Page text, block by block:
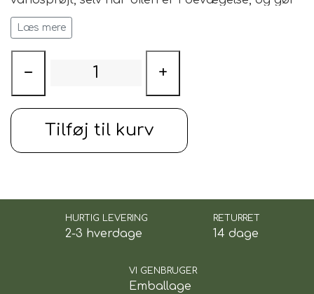
den ideel til
hund. Skålen er lavet af
perfekt til brug både i bilen og derhjemme.
✅ Forhindrer vand i at skvulpe over under kørsel
✅ Ideel til rejser og bilture
✅ Let, robust og nem at rengøre
✅ Sikrer frisk vand til din hund på farten
Materiale:metal
Læs mere
− +
Tilføj til kurv
HURTIG LEVERING
2-3 hverdage
RETURRET
14 dage
VI GENBRUGER
Emballage